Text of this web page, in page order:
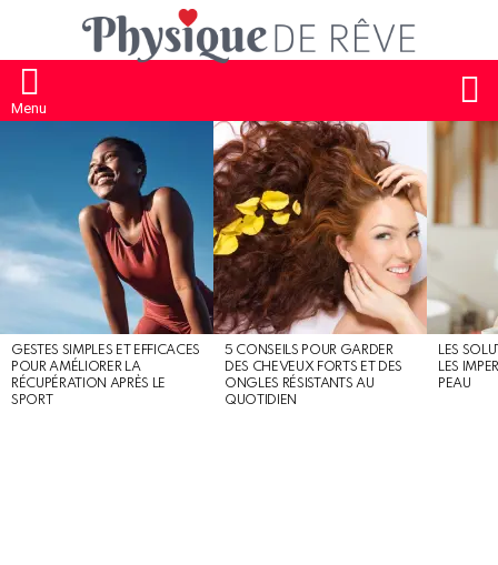
Menu
GESTES SIMPLES ET EFFICACES
POUR AMÉLIORER LA
RÉCUPÉRATION APRÈS LE
SPORT
5 CONSEILS POUR GARDER
DES CHEVEUX FORTS ET DES
ONGLES RÉSISTANTS AU
QUOTIDIEN
LES
LES
PEAU